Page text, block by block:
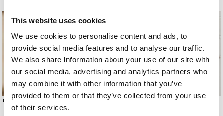
This website uses cookies
We use cookies to personalise content and ads, to
provide social media features and to analyse our traffic.
We also share information about your use of our site with
our social media, advertising and analytics partners who
may combine it with other information that you’ve
provided to them or that they’ve collected from your use
of their services.
QUEENIE